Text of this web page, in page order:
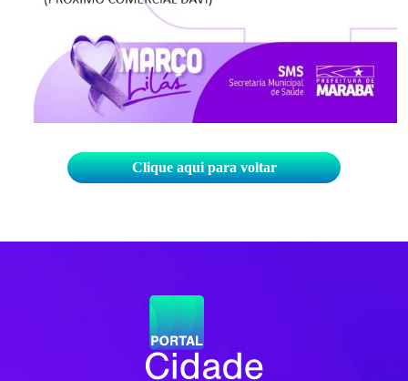
Clique aqui para voltar